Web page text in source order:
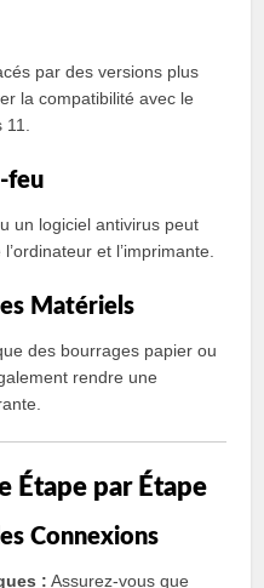
par des versions plus
la compatibilité avec le
feu
un logiciel antivirus peut
et l’imprimante.
Matériels
des bourrages papier ou
rendre une
Étape par Étape
Connexions
: Assurez-vous que